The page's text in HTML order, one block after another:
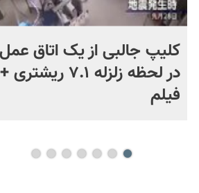
کلیپ جالبی از یک اتاق عمل
در لحظه زلزله ۷.۱ ریشتری +
فیلم